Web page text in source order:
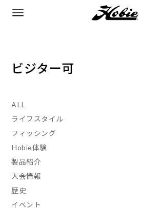
ビジター可
ALL
ライフスタイル
フィッシング
Hobie体験
製品紹介
大会情報
歴史
イベント